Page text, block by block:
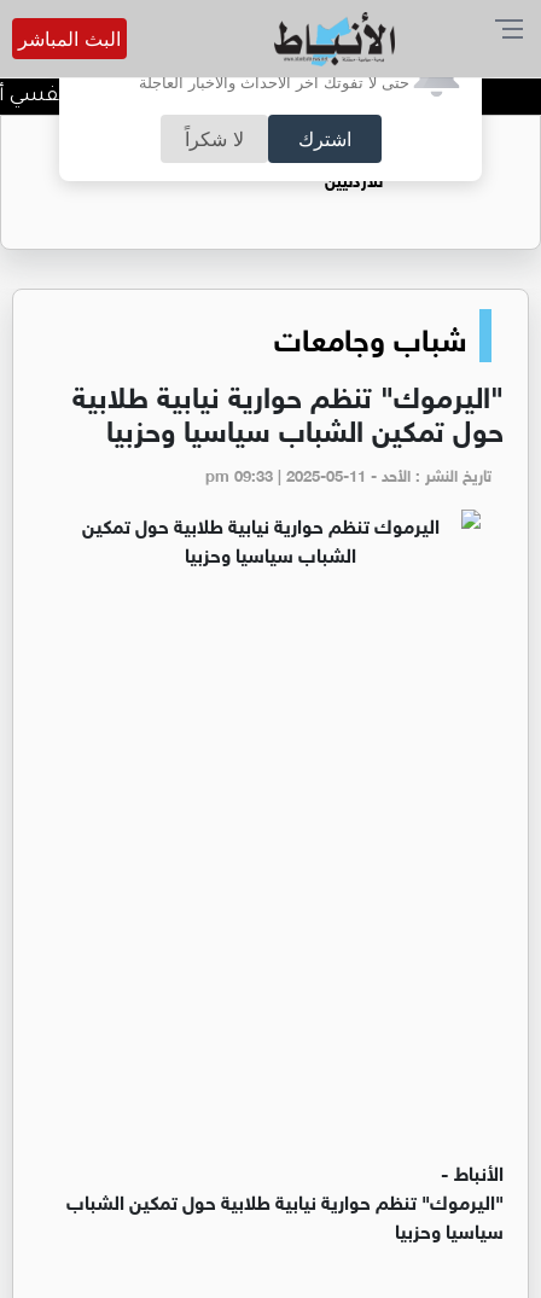
أترغب في تفعيل الإشعارات؟
حتى لا تفوتك آخر الأحداث والأخبار العاجلة
اشترك لا شكراً
البث المباشر
الضحك وقت الأزمات.. خلل نفسي أم
حقل الريشة حين يتحول الغاز إلى فرص عمل
للأردنيين
شباب وجامعات
"اليرموك" تنظم حوارية نيابية طلابية
حول تمكين الشباب سياسيا وحزبيا
تاريخ النشر : الأحد - pm 09:33 | 2025-05-11
الأنباط -
"اليرموك" تنظم حوارية نيابية طلابية حول تمكين الشباب
سياسيا وحزبيا